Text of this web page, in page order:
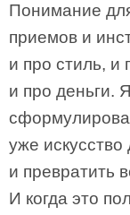
Понимание
приемов и
и про стиль,
и про деньги.
уже искусство
и превратить
И когда это